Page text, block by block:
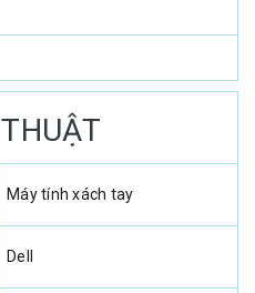
Máy tính xách tay
Dell